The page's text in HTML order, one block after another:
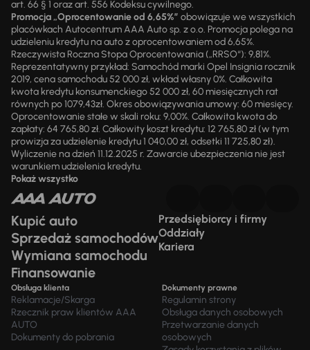
art. 66 § 1 oraz art. 556 Kodeksu cywilnego.
Promocja „Oprocentowanie od 6,65%” obowiązuje we wszystkich
placówkach Autocentrum AAA Auto sp. z o.o. Promocja polega na
udzieleniu kredytu na auto z oprocentowaniem od 6,65%.
Rzeczywista Roczna Stopa Oprocentowania („RRSO“): 9,81%.
Reprezentatywny przykład: Samochód marki Opel Insignia rocznik
2019, cena samochodu 52 000 zł, wkład własny 0%. Całkowita
kwota kredytu konsumenckiego 52 000 zł, 60 miesięcznych rat
równych po 1079,43zł. Okres obowiązywania umowy: 60 miesięcy.
Oprocentowanie stałe w skali roku: 9,00%. Całkowita kwota do
zapłaty: 64 765,80 zł. Całkowity koszt kredytu: 12 765,80 zł (w tym
prowizja za udzielenie kredytu 1 040,00 zł, odsetki 11 725,80 zł).
Wyliczenie na dzień 11.12.2025 r. Zawarcie ubezpieczenia nie jest
warunkiem udzielenia kredytu.
Pokaż wszystko
Kupić auto
Sprzedaż samochodów
Wymiana samochodu
Finansowanie
Przedsiębiorcy i firmy
Oddziały
Kariera
Obsługa klienta
Reklamacje/Skarga
Rzecznik praw klientów AAA
AUTO
Dokumenty do pobrania
Dokumenty prawne
Regulamin strony
Obsługa danych osobowych
Przetwarzanie danych
osobowych